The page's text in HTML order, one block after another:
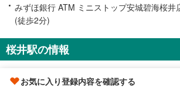
みずほ銀行 ATM ミニストップ安城碧海桜井
(徒歩2分)
桜井駅の情報
駅設備
お気に入り登録内容を確認する